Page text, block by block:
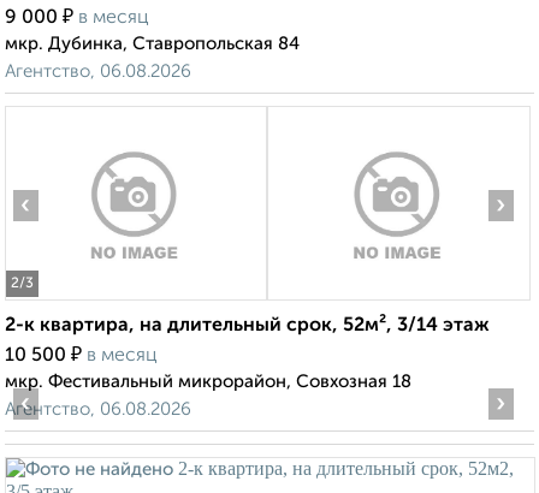
9 000 ₽ в месяц
мкр. Дубинка, Ставропольская 84
Агентство, 06.08.2026
2/3
‹ ›
2-к квартира, на длительный срок, 52м², 3/14 этаж
10 500 ₽ в месяц
мкр. Фестивальный микрорайон, Совхозная 18
Агентство, 06.08.2026
‹ ›